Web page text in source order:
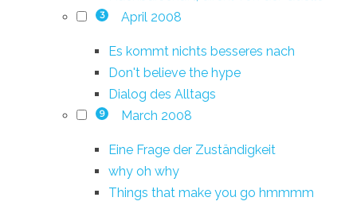
3 April 2008
Es kommt nichts besseres nach
Don't believe the hype
Dialog des Alltags
9 March 2008
Eine Frage der Zuständigkeit
why oh why
Things that make you go hmmmm